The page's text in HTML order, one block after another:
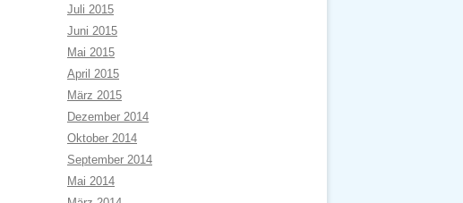
Juli 2015
Juni 2015
Mai 2015
April 2015
März 2015
Dezember 2014
Oktober 2014
September 2014
Mai 2014